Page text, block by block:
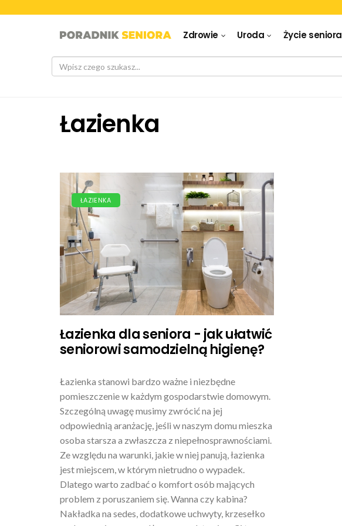
Zdrowie Uroda Życie seniora
Łazienka
ŁAZIENKA
Łazienka dla seniora - jak ułatwić
seniorowi samodzielną higienę?
Łazienka stanowi bardzo ważne i niezbędne
pomieszczenie w każdym gospodarstwie domowym.
Szczególną uwagę musimy zwrócić na jej
odpowiednią aranżację, jeśli w naszym domu mieszka
osoba starsza a zwłaszcza z niepełnosprawnościami.
Ze względu na warunki, jakie w niej panują, łazienka
jest miejscem, w którym nietrudno o wypadek.
Dlatego warto zadbać o komfort osób mających
problem z poruszaniem się. Wanna czy kabina?
Nakładka na sedes, dodatkowe uchwyty, krzesełko